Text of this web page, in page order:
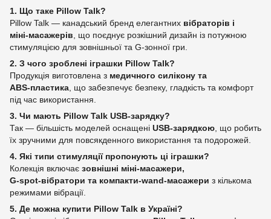
1. Що таке Pillow Talk?
Pillow Talk — канадський бренд елегантних вібраторів і
міні‑масажерів , що поєднує розкішний дизайн із потужною
стимуляцією для зовнішньої та G‑зонної гри.
2. З чого зроблені іграшки Pillow Talk?
Продукція виготовлена з медичного силікону та
ABS‑пластика , що забезпечує безпеку, гладкість та комфорт
під час використання.
3. Чи мають Pillow Talk USB‑зарядку?
Так — більшість моделей оснащені USB‑зарядкою , що робить
їх зручними для повсякденного використання та подорожей.
4. Які типи стимуляції пропонують ці іграшки?
Колекція включає зовнішні міні‑масажери,
G‑spot‑вібратори та компакти‑wand‑масажери з кількома
режимами вібрації.
5. Де можна купити Pillow Talk в Україні?